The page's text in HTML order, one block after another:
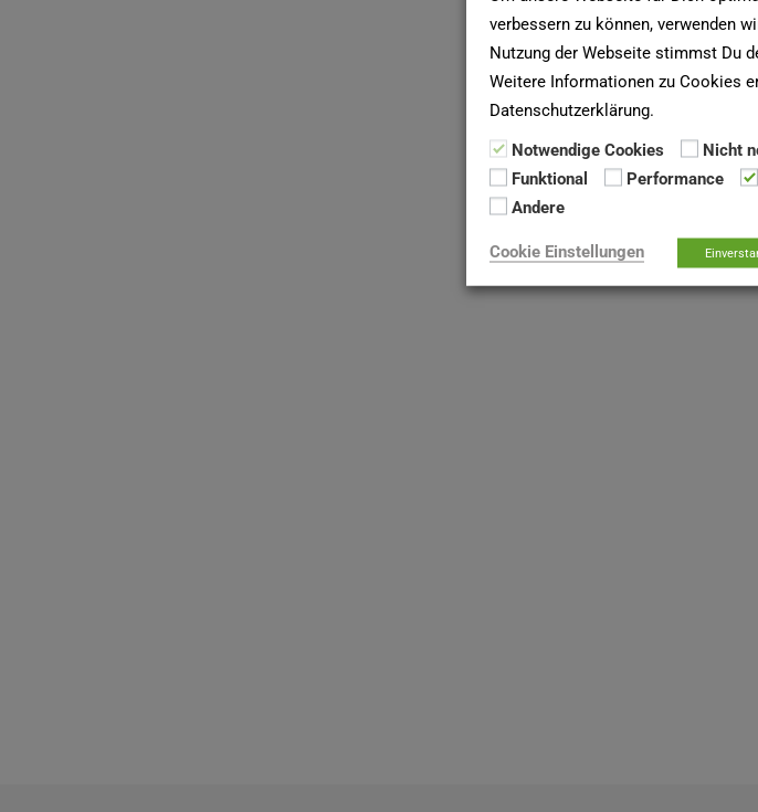
verbessern zu können, verwenden
Nutzung der Webseite stimmst Du
Weitere Informationen zu Cookies
Datenschutzerklärung.
Notwendige Cookies
Nicht
Funktional
Performance
Andere
Cookie Einstellungen